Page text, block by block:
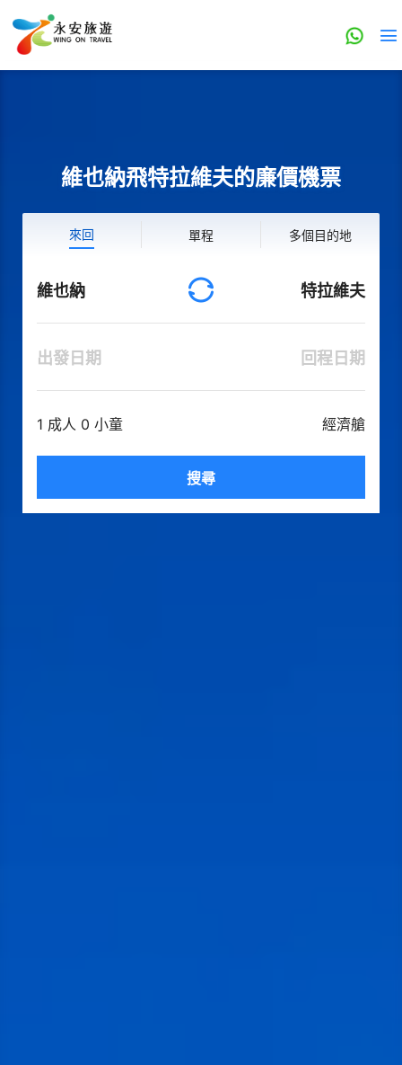
維也納飛特拉維夫的廉價機票
來回 單程 多個目的地
維也納 特拉維夫
出發日期 回程日期
1 成人 0 小童 經濟艙
搜尋